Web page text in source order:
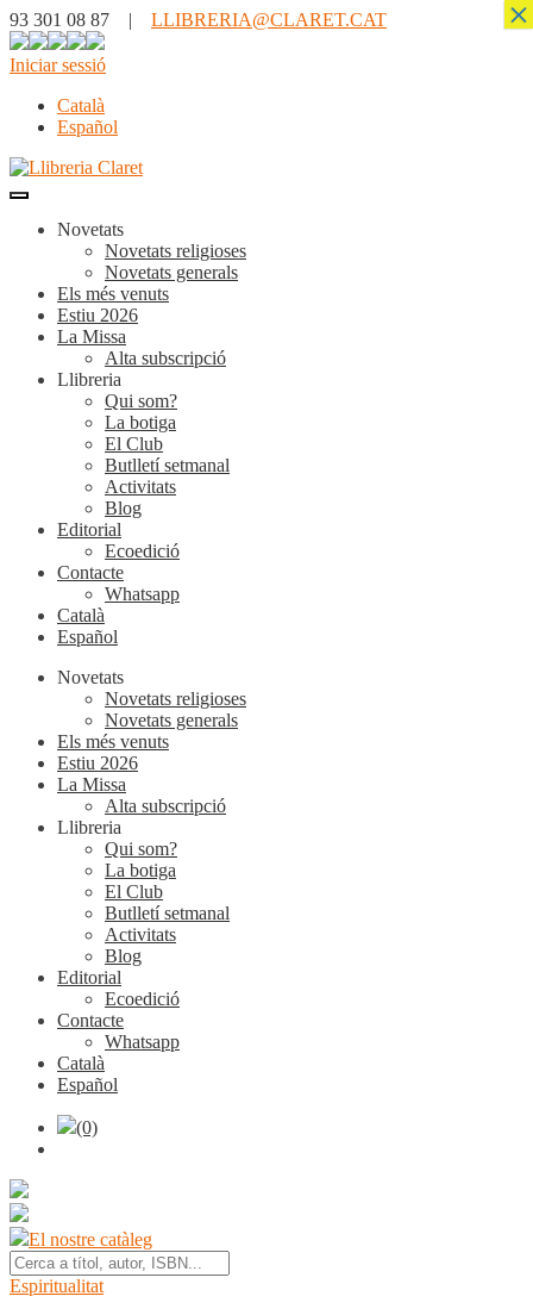
93 301 08 87 | LLIBRERIA@CLARET.CAT
Iniciar sessió
Català
Español
Novetats
Novetats religioses
Novetats generals
Els més venuts
Estiu 2026
La Missa
Alta subscripció
Llibreria
Qui som?
La botiga
El Club
Butlletí setmanal
Activitats
Blog
Editorial
Ecoedició
Contacte
Whatsapp
Català
Español
Novetats
Novetats religioses
Novetats generals
Els més venuts
Estiu 2026
La Missa
Alta subscripció
Llibreria
Qui som?
La botiga
El Club
Butlletí setmanal
Activitats
Blog
Editorial
Ecoedició
Contacte
Whatsapp
Català
Español
(0)
El nostre catàleg
Espiritualitat
×